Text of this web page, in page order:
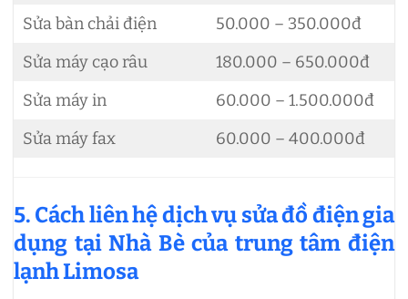
Sửa bàn chải điện
50.000 – 350.000đ
Sửa máy cạo râu
180.000 – 650.000đ
Sửa máy in
60.000 – 1.500.000đ
Sửa máy fax
60.000 – 400.000đ
5. Cách liên hệ dịch vụ sửa đồ điện gia
dụng tại Nhà Bè của trung tâm điện
lạnh Limosa